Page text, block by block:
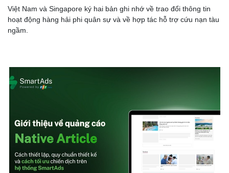
Việt Nam và Singapore ký hai bản ghi nhớ về trao đổi thông tin
hoạt động hàng hải phi quân sự và về hợp tác hỗ trợ cứu nạn tàu
ngầm.